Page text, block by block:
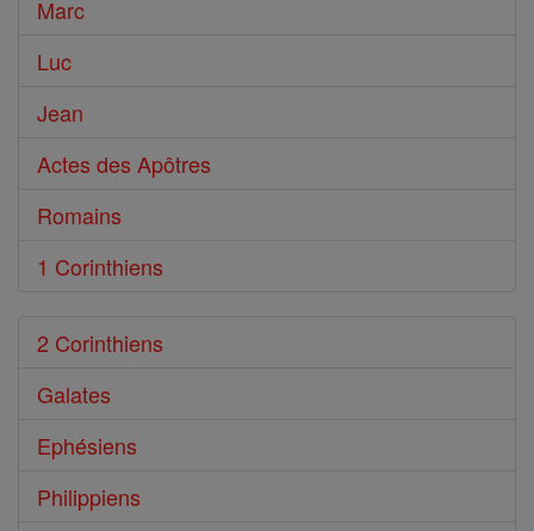
Marc
Luc
Jean
Actes des Apôtres
Romains
1 Corinthiens
2 Corinthiens
Galates
Ephésiens
Philippiens